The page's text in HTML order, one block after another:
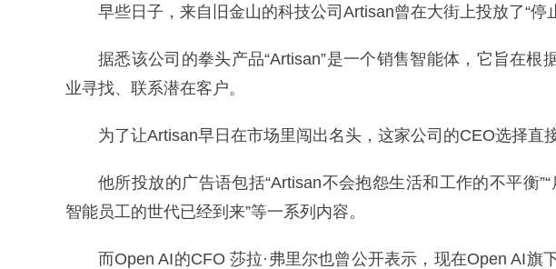
早些日子，来自旧金山的科技公司Artisan曾在大街上投放了“停
据悉该公司的拳头产品“Artisan”是一个销售智能体，它旨在根
业寻找、联系潜在客户。
为了让Artisan早日在市场里闯出名头，这家公司的CEO选择直
他所投放的广告语包括“Artisan不会抱怨生活和工作的不平衡
智能员工的世代已经到来”等一系列内容。
而Open AI的CFO 莎拉·弗里尔也曾公开表示，现在Open AI旗